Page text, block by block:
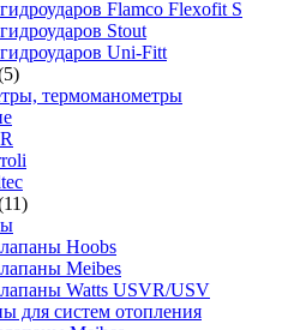
Flamco Flexofit S
Stout
Uni-Fitt
термоманометры
Hoobs
Meibes
Watts USVR/USV
для систем отопления